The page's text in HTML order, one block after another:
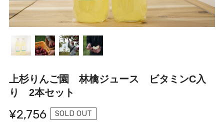
上杉りんご園 林檎ジュース ビタミンC入
り 2本セット
¥2,756 SOLD OUT